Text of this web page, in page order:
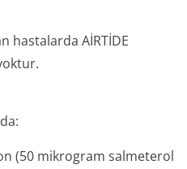
hastalarda AİRTİDE
(50 mikrogram salmeterol